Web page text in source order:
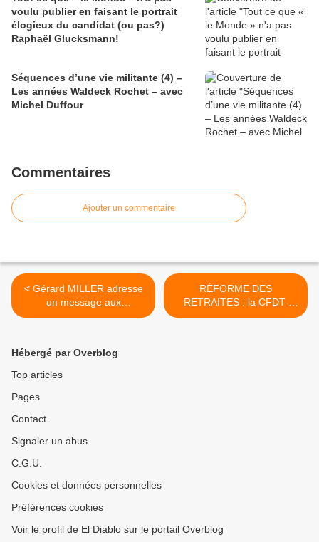
voulu publier en faisant le portrait
élogieux du candidat (ou pas?)
Raphaël Glucksmann!
Séquences d’une vie militante (4) –
Les années Waldeck Rochet – avec
Michel Duffour
Commentaires
Ajouter un commentaire
< Gérard MILLER adresse
un message aux
GRÉVISTES...
RÉFORME DES
RETRAITES : la CFDT-
Cheminots maintient son
Hébergé par Overblog
Top articles
Pages
Contact
Signaler un abus
C.G.U.
Cookies et données personnelles
Préférences cookies
Voir le profil de El Diablo sur le portail Overblog